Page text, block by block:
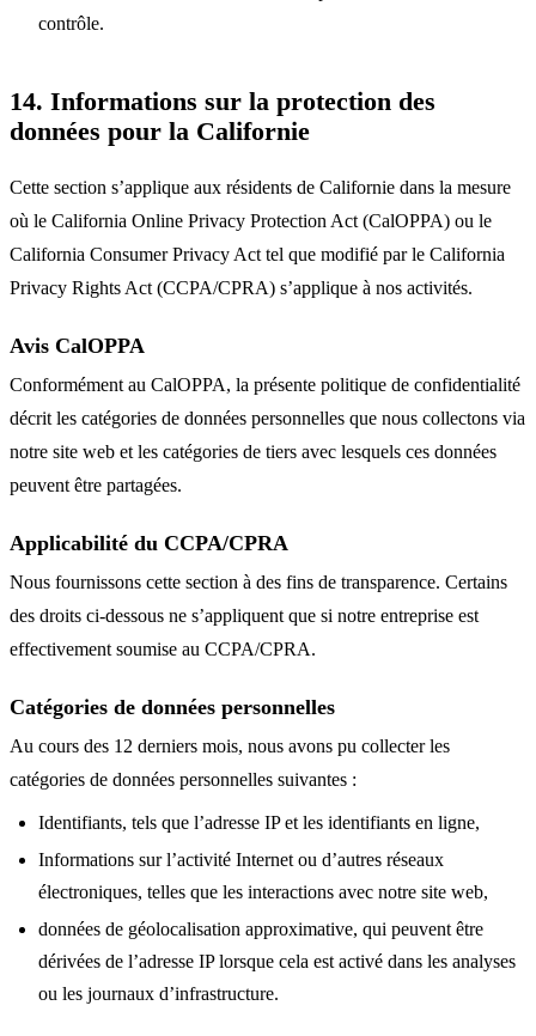
contrôle.
14. Informations sur la protection des
données pour la Californie
Cette section s’applique aux résidents de Californie dans la mesure
où le California Online Privacy Protection Act (CalOPPA) ou le
California Consumer Privacy Act tel que modifié par le California
Privacy Rights Act (CCPA/CPRA) s’applique à nos activités.
Avis CalOPPA
Conformément au CalOPPA, la présente politique de confidentialité
décrit les catégories de données personnelles que nous collectons via
notre site web et les catégories de tiers avec lesquels ces données
peuvent être partagées.
Applicabilité du CCPA/CPRA
Nous fournissons cette section à des fins de transparence. Certains
des droits ci-dessous ne s’appliquent que si notre entreprise est
effectivement soumise au CCPA/CPRA.
Catégories de données personnelles
Au cours des 12 derniers mois, nous avons pu collecter les
catégories de données personnelles suivantes :
Identifiants, tels que l’adresse IP et les identifiants en ligne,
Informations sur l’activité Internet ou d’autres réseaux
électroniques, telles que les interactions avec notre site web,
données de géolocalisation approximative, qui peuvent être
dérivées de l’adresse IP lorsque cela est activé dans les analyses
ou les journaux d’infrastructure.